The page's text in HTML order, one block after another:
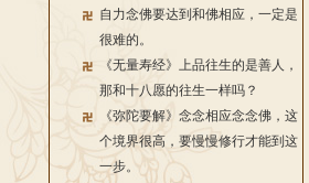
自力念佛要达到和佛相应，一定是
很难的。
《无量寿经》上品往生的是善人，
那和十八愿的往生一样吗？
《弥陀要解》念念相应念念佛，这
个境界很高，要慢慢修行才能到这
一步。